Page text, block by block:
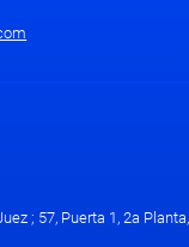
; 57, Puerta 1, 2a